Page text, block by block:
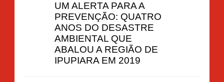
UM ALERTA PARA A
PREVENÇÃO: QUATRO
ANOS DO DESASTRE
AMBIENTAL QUE
ABALOU A REGIÃO DE
IPUPIARA EM 2019